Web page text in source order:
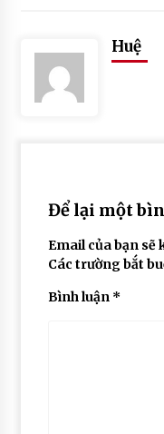
Huệ
Để lại một
Email của bạn sẽ
Các trường bắt
Bình luận *